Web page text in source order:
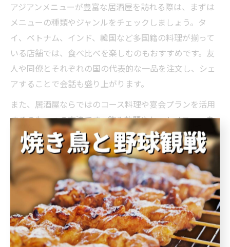
アジアンメニューが豊富な居酒屋を訪れる際は、まずは
メニューの種類やジャンルをチェックしましょう。タ
イ、ベトナム、インド、韓国など多国籍の料理が揃って
いる店舗では、食べ比べを楽しむのもおすすめです。友
人や同僚とそれぞれの国の代表的な一品を注文し、シェ
アすることで会話も盛り上がります。
また、居酒屋ならではのコース料理や宴会プランを活用
するのも一つの方法です。飲み放題やセットメニューを
選ぶことで、コストパフォーマンスよく多彩なアジアン
料理を堪能できます。人気店では予約が必要な場合も多
いので、事前に情報を調べておくと安心です。
テイクアウトやランチ営業を行っている店舗も増えてお
り、忙しい方や自宅でゆっくり楽しみたい方にも好評で
す。自分のライフスタイルやシーンに合わせて、アジア
ンメニューを活用してみてはいかがでしょうか。